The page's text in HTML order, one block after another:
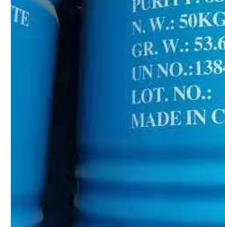
元明粉